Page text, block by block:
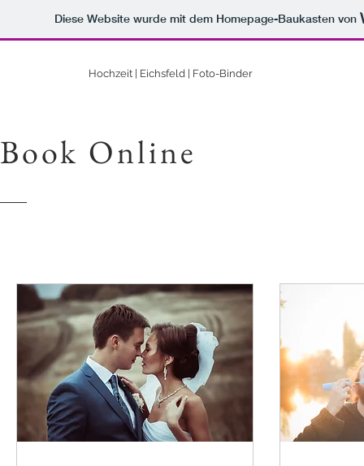
Diese Website wurde mit dem Homepage-Baukasten von
Hochzeit | Eichsfeld | Foto-Binder
Book Online